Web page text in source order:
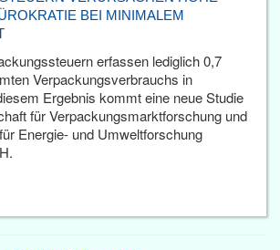
BEI MINIMALEM
erfassen lediglich 0,7
Verpackungsverbrauchs in
Ergebnis kommt eine neue Studie
für Verpackungsmarktforschung und
Energie- und Umweltforschung